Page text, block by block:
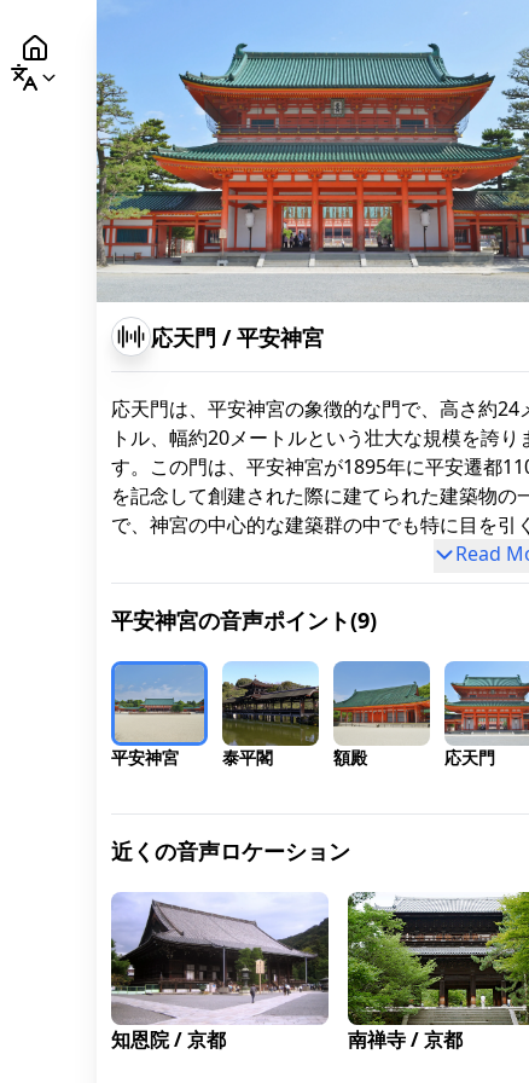
応天門 /平安神宮
応天門は、平安神宮の象徴的な門で、高さ約24
トル、幅約20メートルという壮大な規模を誇り
す。この門は、平安神宮が1895年に平安遷都
を記念して創建された際に建てられた建築物の
で、神宮の中心的な建築群の中でも特に目を引
在です。 応天門は二層の楼閣を持つ優美な構造
朱塗りの鮮やかな色彩が特徴です。門全体が日
伝統的な木造建築様式で建てられており、柱や梁
どの主要部分には高品質な木材が用いられていま
す。そのため、木材の温かみと朱塗りの鮮烈さが
和し、訪れる人々に強い印象を与えます。 さら
門の上部には繊細な彫刻が施されており、特に獅
と狛犬の彫刻がその美しさを際立たせています。
を果たしているとされています。また、門のデ
ンや色彩は、平安時代の宮廷建築を模しており、
門は単なる建築物としてだけでなく、平安神宮
の調和と壮麗さを支える重要な存在であり、訪
人々に日本文化の奥深さと伝統美を体感させる
な文化財といえるでしょう。
Read
平安神宮の音声ポイント(9)
平安神宮 泰平閣 額殿 応天門
近くの音声ロケーション
知恩院/京都 南禅寺/京都